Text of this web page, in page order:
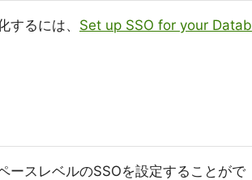
るには、 Set up SSO for your Datab
ースレベルのSSOを設定することがで